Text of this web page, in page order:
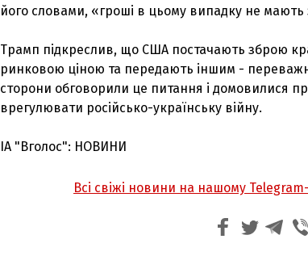
його словами, «гроші в цьому випадку не мають
Трамп підкреслив, що США постачають зброю
ринковою ціною та передають іншим -
сторони обговорили це питання і домовилися
врегулювати російсько-українську війну.
ІА "Вголос": НОВИНИ
Всі свіжі новини на нашому